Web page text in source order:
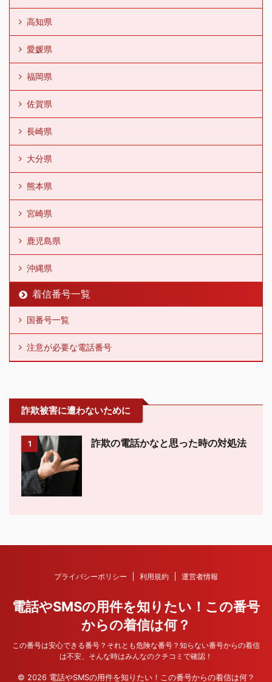
高知県
愛媛県
福岡県
佐賀県
長崎県
大分県
熊本県
宮崎県
鹿児島県
沖縄県
着信番号一覧
国番号一覧
注意が必要な電話番号
詐欺被害に遭わないために
1 詐欺の電話かなと思った時の対処法
プライバシーポリシー 利用規約 運営者情報
電話やSMSの用件を知りたい！この番号
からの着信は何？
この番号は安心できる番号？それとも危険な番号？知らない番号からの着信
は不安、そんな時はみんなのクチコミで確認！
© 2026 電話やSMSの用件を知りたい！この番号からの着信は何？